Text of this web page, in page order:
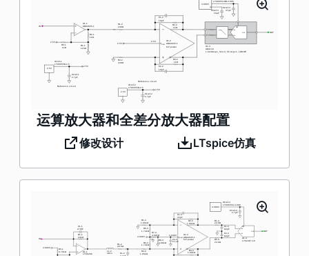
运算放大器和全差分放大器配置
修改设计 LTspice仿真